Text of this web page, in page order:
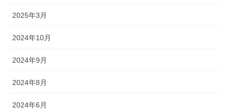
2025年3月
2024年10月
2024年9月
2024年8月
2024年6月